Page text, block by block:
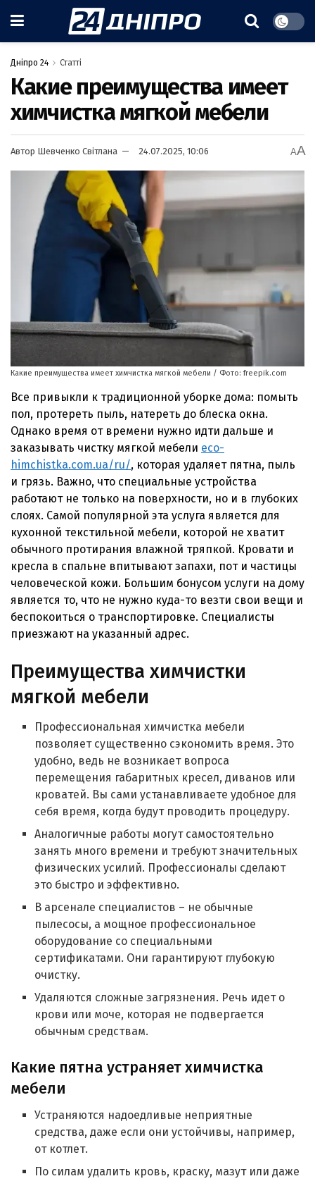
Дніпро 24 Статті
Какие преимущества имеет
химчистка мягкой мебели
Автор Шевченко Світлана 24.07.2025, 10:06 AA
Какие преимущества имеет химчистка мягкой мебели / Фото: freepik.com
Все привыкли к традиционной уборке дома: помыть
пол, протереть пыль, натереть до блеска окна.
Однако время от времени нужно идти дальше и
заказывать чистку мягкой мебели eco-
himchistka.com.ua/ru/, которая удаляет пятна, пыль
и грязь. Важно, что специальные устройства
работают не только на поверхности, но и в глубоких
слоях. Самой популярной эта услуга является для
кухонной текстильной мебели, которой не хватит
обычного протирания влажной тряпкой. Кровати и
кресла в спальне впитывают запахи, пот и частицы
человеческой кожи. Большим бонусом услуги на дому
является то, что не нужно куда-то везти свои вещи и
беспокоиться о транспортировке. Специалисты
приезжают на указанный адрес.
Преимущества химчистки
мягкой мебели
Профессиональная химчистка мебели
позволяет существенно сэкономить время. Это
удобно, ведь не возникает вопроса
перемещения габаритных кресел, диванов или
кроватей. Вы сами устанавливаете удобное для
себя время, когда будут проводить процедуру.
Аналогичные работы могут самостоятельно
занять много времени и требуют значительных
физических усилий. Профессионалы сделают
это быстро и эффективно.
В арсенале специалистов – не обычные
пылесосы, а мощное профессиональное
оборудование со специальными
сертификатами. Они гарантируют глубокую
очистку.
Удаляются сложные загрязнения. Речь идет о
крови или моче, которая не подвергается
обычным средствам.
Какие пятна устраняет химчистка
мебели
Устраняются надоедливые неприятные
средства, даже если они устойчивы, например,
от котлет.
По силам удалить кровь, краску, мазут или даже